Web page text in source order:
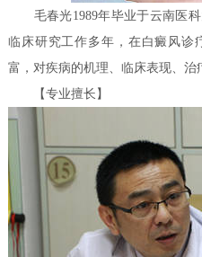
毛春光1989年毕业于云南医科
临床研究工作多年，在白癜风诊
富，对疾病的机理、临床表现、治
【专业擅长】